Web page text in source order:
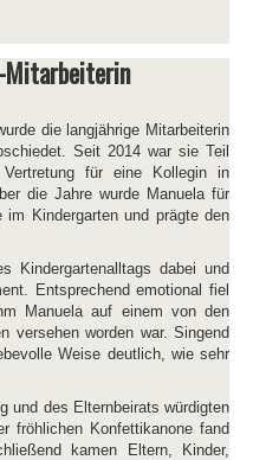
Mitarbeiterin
die langjährige Mitarbeiterin
Seit 2014 war sie Teil
für eine Kollegin in
die Jahre wurde Manuela für
Kindergarten und prägte den
Kindergartenalltags dabei und
Entsprechend emotional fiel
Manuela auf einem von den
versehen worden war. Singend
Weise deutlich, wie sehr
und des Elternbeirats würdigten
fröhlichen Konfettikanone fand
kamen Eltern, Kinder,